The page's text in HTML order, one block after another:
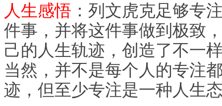
人生感悟 ：列文虎克足够专
件事，并将这件事做到极致
己的人生轨迹，创造了不一
当然，并不是每个人的专注
迹，但至少专注是一种人生